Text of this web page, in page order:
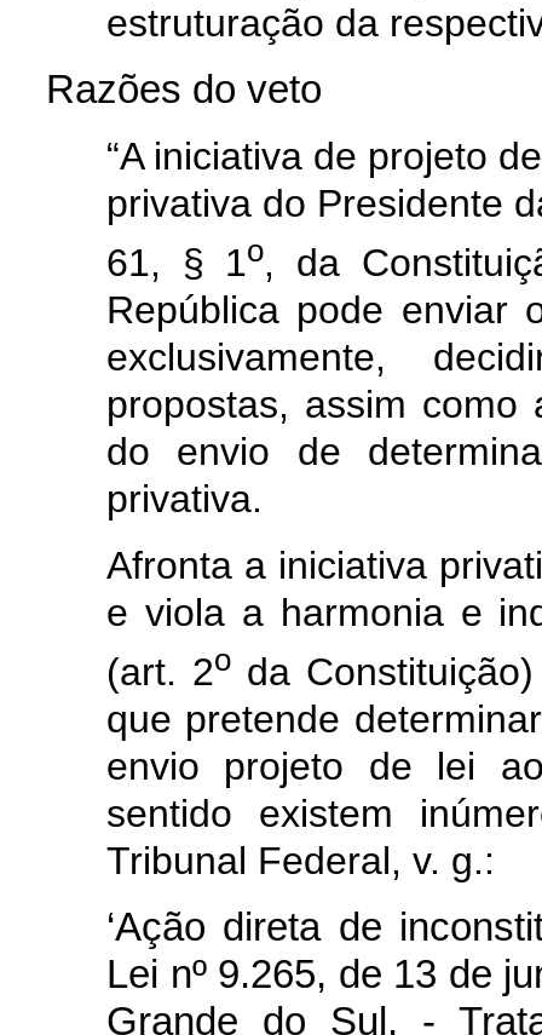
estruturação da
Razões do veto
“A iniciativa de projeto
privativa do Presidente
61, § 1o, da
República pode
exclusivamente,
propostas, assim como
do envio de
privativa.
Afronta a iniciativa
e viola a harmonia e
(art. 2oda
que pretende
envio projeto de lei
sentido existem
Tribunal Federal, v. g.:
‘Ação direta de
Lei nº 9.265, de 13 de
Grande do Sul. -